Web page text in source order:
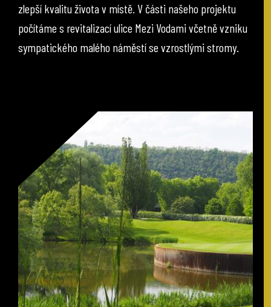
zlepší kvalitu života v místě. V části našeho projektu
počítáme s revitalizací ulice Mezi Vodami včetně vzniku
sympatického malého náměstí se vzrostlými stromy.